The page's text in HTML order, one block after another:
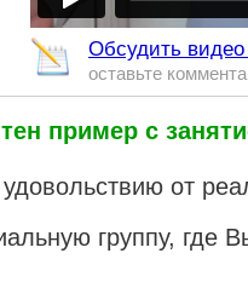
Обсудить видео
оставьте
пример с
от
группу, где